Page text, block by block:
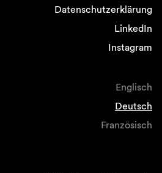
Datenschutzerklärung
LinkedIn
Instagram
Englisch
Deutsch
Französisch